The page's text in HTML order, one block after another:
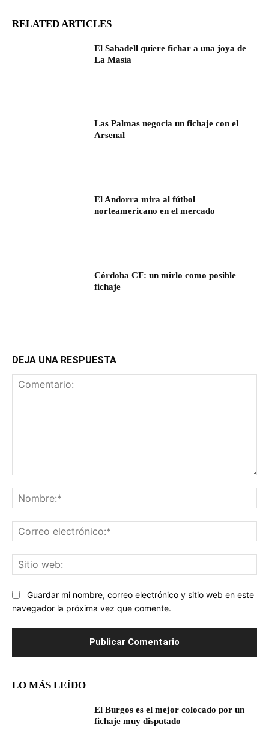
RELATED ARTICLES
El Sabadell quiere fichar a una joya de
La Masía
Las Palmas negocia un fichaje con el
Arsenal
El Andorra mira al fútbol
norteamericano en el mercado
Córdoba CF: un mirlo como posible
fichaje
DEJA UNA RESPUESTA
Guardar mi nombre, correo electrónico y sitio web en este
navegador la próxima vez que comente.
LO MÁS LEÍDO
El Burgos es el mejor colocado por un
fichaje muy disputado